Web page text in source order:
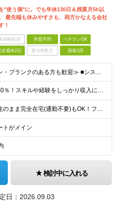
"使う側"に。でも年休130日＆残業月5h以
最先端も休みやすさも、両方かなえる会社
！
経験歓迎 学歴不問 ベテランOK
全週休2日 賞与複数月 面接1回
≪ベテラン・ブランクのある方も歓迎≫ ■システム開発の実務経験をお持ちの方（言語・工程・年数不問） ■学歴不問 ≪こんな方はぜひご応募ください≫ □AIを武器に、市場価値を高めたい □AIツールを実
≪還元率80％！スキルや経験をしっかり収入に反映します≫ 年俸530万円以上＋業績賞与 ※スキル・経験を考慮の上、優遇いたします ※上記年俸を12分割し、月1回支給します ※上記年俸には固定残業代月
≪地方在住のまま完全在宅(通勤不要)もOK！フルリモート7割、ハイブリッド2割！≫ ご自宅でのリモートワーク、または東京都、神奈川、埼玉、千葉を中心とするお客様先での勤務 ■本社アクセス 東京都豊島
トがメイン
検討中に入れる
日： 2026.09.03